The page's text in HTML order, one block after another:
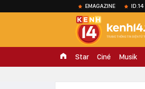
EMAGAZINE ID.14
Star Ciné Musik